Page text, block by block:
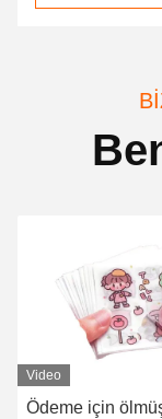
Video
Ödeme için